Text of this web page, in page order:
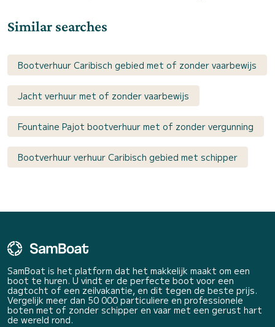
Similar searches
Bootverhuur Caribisch gebied met of zonder vaarbewijs
Jacht verhuur met of zonder vaarbewijs
Fountaine Pajot bootverhuur met of zonder vergunning
Bootverhuur verhuur Caribisch gebied met schipper
SamBoat is het platform dat het makkelijk maakt om een
boot te huren. U vindt er de perfecte boot voor een
dagtocht of een zeilvakantie, en dit tegen de beste prijs.
Vergelijk meer dan 50 000 particuliere en professionele
boten met of zonder schipper en vaar met een gerust hart
de wereld rond.